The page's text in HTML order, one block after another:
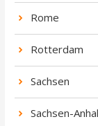
Rome
Rotterdam
Sachsen
Sachsen-